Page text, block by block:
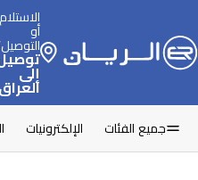
الاستلام
أو
إلى
العراق
جميع الفئات الإلكترونيات